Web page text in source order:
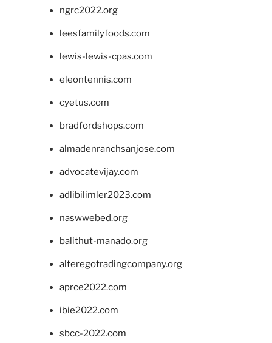
ngrc2022.org
leesfamilyfoods.com
lewis-lewis-cpas.com
eleontennis.com
cyetus.com
bradfordshops.com
almadenranchsanjose.com
advocatevijay.com
adlibilimler2023.com
naswwebed.org
balithut-manado.org
alteregotradingcompany.org
aprce2022.com
ibie2022.com
sbcc-2022.com